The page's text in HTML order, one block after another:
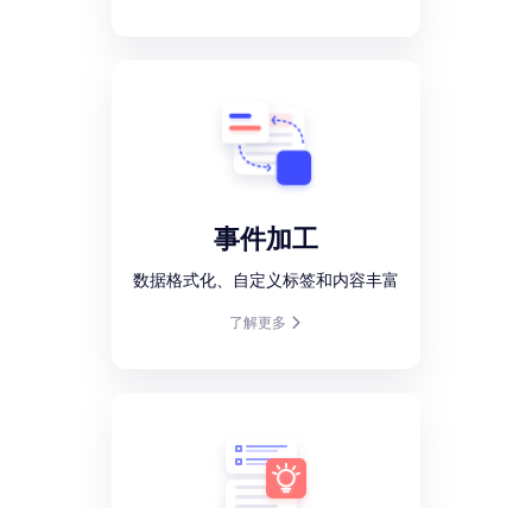
事件加工
数据格式化、自定义标签和内容丰富
了解更多